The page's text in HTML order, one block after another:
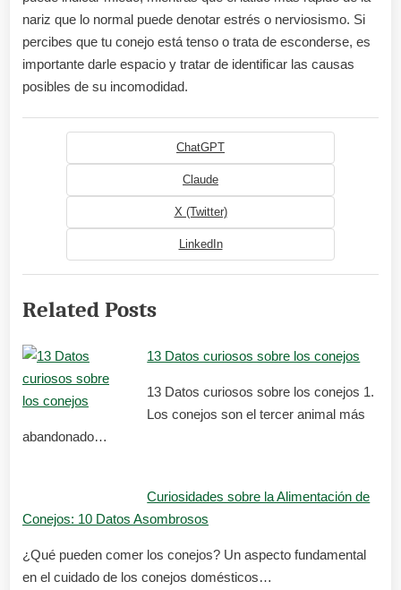
nariz que lo normal puede denotar estrés o nerviosismo. Si
percibes que tu conejo está tenso o trata de esconderse, es
importante darle espacio y tratar de identificar las causas
posibles de su incomodidad.
ChatGPT
Claude
X (Twitter)
LinkedIn
Related Posts
13 Datos curiosos sobre los conejos
13 Datos curiosos sobre los conejos 1.
Los conejos son el tercer animal más
abandonado…
Curiosidades sobre la Alimentación de
Conejos: 10 Datos Asombrosos
¿Qué pueden comer los conejos? Un aspecto fundamental
en el cuidado de los conejos domésticos…